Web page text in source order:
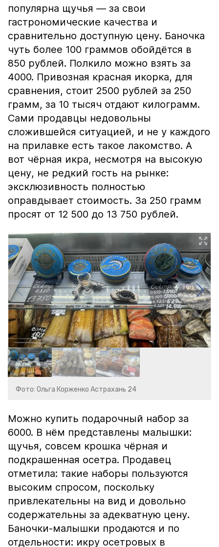
популярна щучья — за свои
гастрономические качества и
сравнительно доступную цену. Баночка
чуть более 100 граммов обойдётся в
850 рублей. Полкило можно взять за
4000. Привозная красная икорка, для
сравнения, стоит 2500 рублей за 250
грамм, за 10 тысяч отдают килограмм.
Сами продавцы недовольны
сложившейся ситуацией, и не у каждого
на прилавке есть такое лакомство. А
вот чёрная икра, несмотря на высокую
цену, не редкий гость на рынке:
эксклюзивность полностью
оправдывает стоимость. За 250 грамм
просят от 12 500 до 13 750 рублей.
Фото: Ольга Корженко Астрахань 24
Можно купить подарочный набор за
6000. В нём представлены малышки:
щучья, совсем крошка чёрная и
подкрашенная осетра. Продавец
отметила: такие наборы пользуются
высоким спросом, поскольку
привлекательны на вид и довольно
содержательны за адекватную цену.
Баночки-малышки продаются и по
отдельности: икру осетровых в